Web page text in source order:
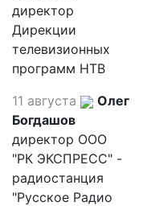
директор
Дирекции
телевизионных
программ НТВ
11 августа
Олег
Богдашов
директор ООО
"РК ЭКСПРЕСС" -
радиостанция
"Русское Радио